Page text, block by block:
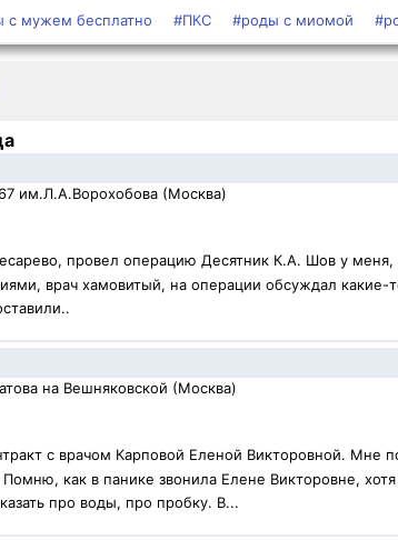
с мужем бесплатно #ПКС #роды с миомой
им.Л.А.Ворохобова (Москва)
провел операцию Десятник К.А. Шов у
врач хамовитый, на операции обсуждал какие-
на Вешняковской (Москва)
с врачом Карповой Еленой Викторовной. Мне
как в панике звонила Елене Викторовне,
про воды, про пробку. В...